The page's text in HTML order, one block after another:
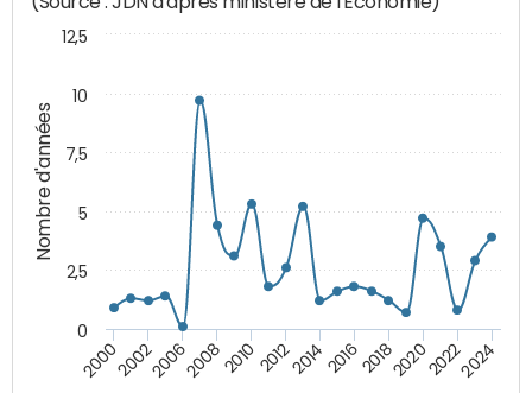
Nombre d'années
20002002200620082010 2012201420162018202020222024
0
2,5
5
7,5
10
12,5